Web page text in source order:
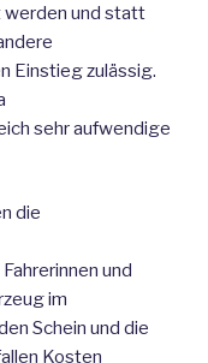
werden und statt
Einstieg zulässig.
sehr aufwendige
die
und
im
Schein und die
Kosten